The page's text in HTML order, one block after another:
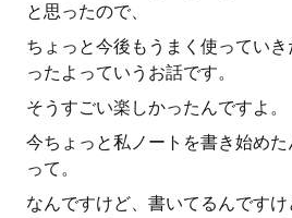
と思ったので、
ちょっと今後もうまく使ってい
ったよっていうお話です。
そうすごい楽しかったんですよ。
今ちょっと私ノートを書き始め
って。
なんですけど、書いてるんです